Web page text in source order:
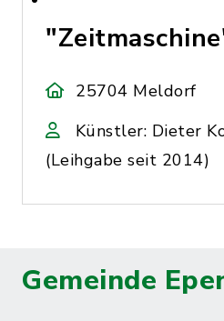
25704 Meldorf
Künstler: Dieter
(Leihgabe seit 2014)
Gemeinde